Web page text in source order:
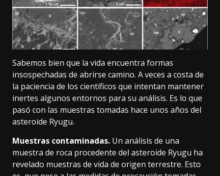
Sabemos bien que la vida encuentra formas
insospechadas de abrirse camino. A veces a costa de
la paciencia de los científicos que intentan mantener
inertes algunos entornos para su análisis. Es lo que
pasó con las muestras tomadas hace unos años del
asteroide Ryugu.
Muestras contaminadas. Un análisis de una
muestra de roca procedente del asteroide Ryugu ha
revelado muestras de vida de origen terrestre. Esto